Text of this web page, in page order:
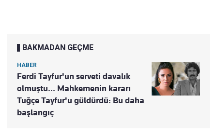
BAKMADAN GEÇME
HABER
Ferdi Tayfur'un serveti davalık
olmuştu... Mahkemenin kararı
Tuğçe Tayfur'u güldürdü: Bu daha
başlangıç